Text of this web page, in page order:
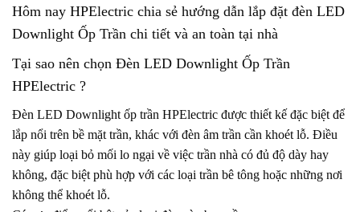
Hôm nay HPElectric chia sẻ hướng dẫn lắp đặt đèn LED
Downlight Ốp Trần chi tiết và an toàn tại nhà
Tại sao nên chọn Đèn LED Downlight Ốp Trần
HPElectric ?
Đèn LED Downlight ốp trần HPElectric được thiết kế đặc biệt để
lắp nổi trên bề mặt trần, khác với đèn âm trần cần khoét lỗ. Điều
này giúp loại bỏ mối lo ngại về việc trần nhà có đủ độ dày hay
không, đặc biệt phù hợp với các loại trần bê tông hoặc những nơi
không thể khoét lỗ.